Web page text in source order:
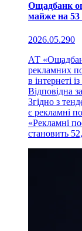
Ощадбанк
майже на
2026.05.290
АТ
рекламних
в інтернеті
Відповідна
Згідно з
є рекламні
«Рекламні
становить